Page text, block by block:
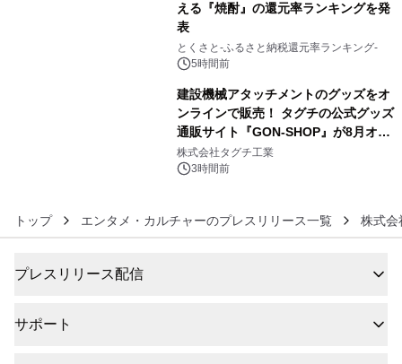
える『焼酎』の還元率ランキングを発
表
とくさと-ふるさと納税還元率ランキング-
5時間前
建設機械アタッチメントのグッズをオ
ンラインで販売！ タグチの公式グッズ
通販サイト『GON-SHOP』が8月オー
プン
株式会社タグチ工業
3時間前
トップ エンタメ・カルチャーのプレスリリース一覧 株式会
プレスリリース配信
サポート